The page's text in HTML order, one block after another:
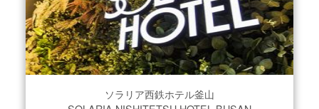
ソラリア西鉄ホテル釜山